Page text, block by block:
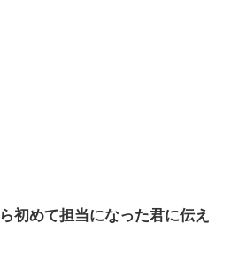
初めて担当になった君に伝え